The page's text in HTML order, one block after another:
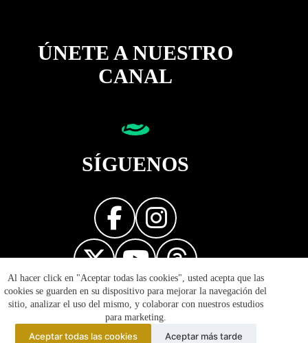
Al hacer click en "Aceptar todas las cookies", usted acepta que las
cookies se guarden en su dispositivo para mejorar la navegación del
sitio, analizar el uso del mismo, y colaborar con nuestros estudios
para marketing.
Aceptar todas las cookies Aceptar más tarde
ÚNETE A NUESTRO
CANAL
SÍGUENOS
Diseñador web